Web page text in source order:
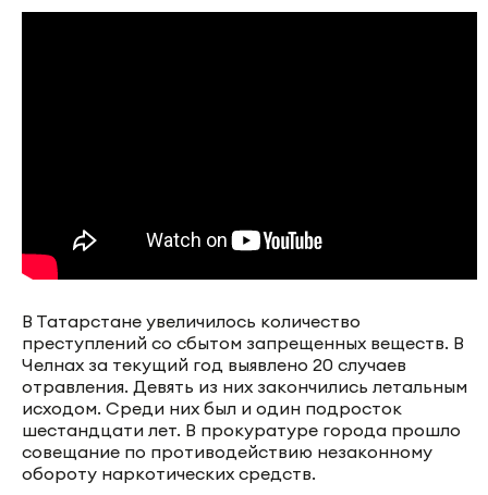
В Татарстане увеличилось количество
преступлений со сбытом запрещенных веществ. В
Челнах за текущий год выявлено 20 случаев
отравления. Девять из них закончились летальным
исходом. Среди них был и один подросток
шестандцати лет. В прокуратуре города прошло
совещание по противодействию незаконному
обороту наркотических средств.